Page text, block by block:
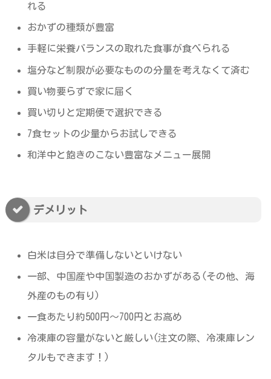
れる
おかずの種類が豊富
手軽に栄養バランスの取れた食事が食べられる
塩分など制限が必要なものの分量を考えなくて済む
買い物要らずで家に届く
買い切りと定期便で選択できる
7食セットの少量からお試しできる
和洋中と飽きのこない豊富なメニュー展開
デメリット
白米は自分で準備しないといけない
一部、中国産や中国製造のおかずがある(その他、海
外産のもの有り)
一食あたり約500円～700円とお高め
冷凍庫の容量がないと厳しい(注文の際、冷凍庫レン
タルもできます！)